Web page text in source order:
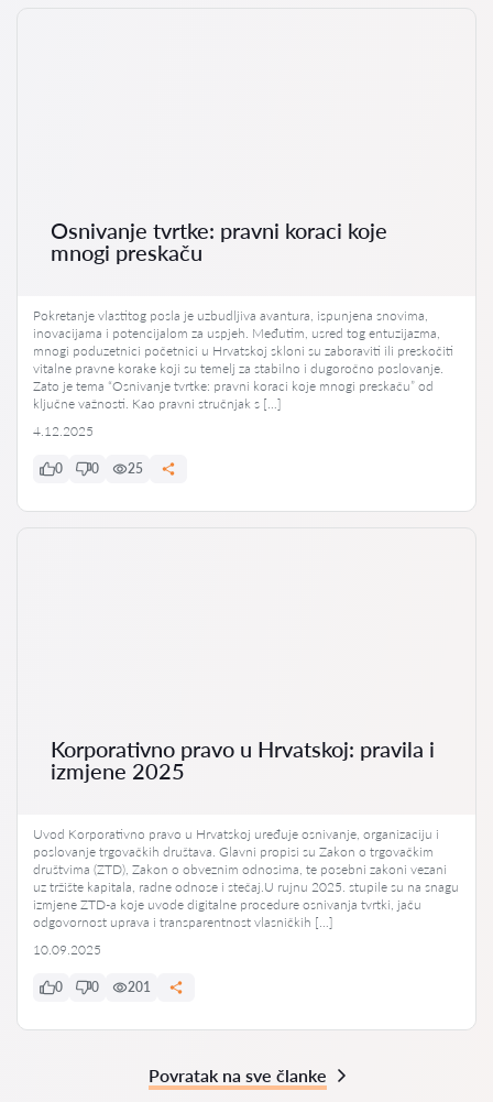
Osnivanje tvrtke: pravni koraci koje
mnogi preskaču
Pokretanje vlastitog posla je uzbudljiva avantura, ispunjena snovima,
inovacijama i potencijalom za uspjeh. Međutim, usred tog entuzijazma,
mnogi poduzetnici početnici u Hrvatskoj skloni su zaboraviti ili preskočiti
vitalne pravne korake koji su temelj za stabilno i dugoročno poslovanje.
Zato je tema “Osnivanje tvrtke: pravni koraci koje mnogi preskaču” od
ključne važnosti. Kao pravni stručnjak s […]
4.12.2025
0 0 25
Korporativno pravo u Hrvatskoj: pravila i
izmjene 2025
Uvod Korporativno pravo u Hrvatskoj uređuje osnivanje, organizaciju i
poslovanje trgovačkih društava. Glavni propisi su Zakon o trgovačkim
društvima (ZTD), Zakon o obveznim odnosima, te posebni zakoni vezani
uz tržište kapitala, radne odnose i stečaj.U rujnu 2025. stupile su na snagu
izmjene ZTD-a koje uvode digitalne procedure osnivanja tvrtki, jaču
odgovornost uprava i transparentnost vlasničkih […]
10.09.2025
0 0 201
Povratak na sve članke